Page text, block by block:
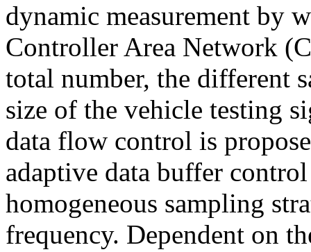
dynamic measurement by
Controller Area Network
total number, the different
size of the vehicle testing
data flow control is
adaptive data buffer
homogeneous sampling
frequency. Dependent on